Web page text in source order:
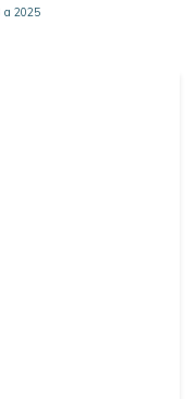
a 2025